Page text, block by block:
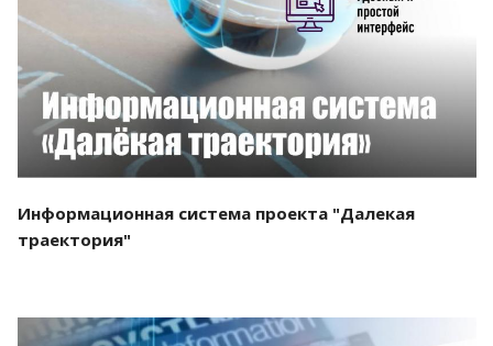
Смотреть проект
Информационная система проекта "Далекая
траектория"